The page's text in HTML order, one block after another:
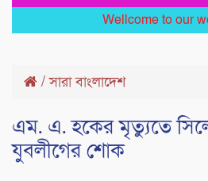
Wellcome to our
/সারা বাংলাদেশ
এম. এ. হকের মৃত্যুতে
যুবলীগের শোক